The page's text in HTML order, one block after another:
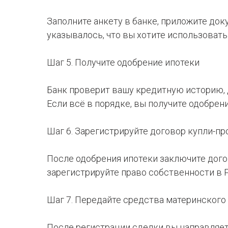
Заполните анкету в банке, приложите
указывалось, что вы хотите
Шаг 5. Получите одобрение ипотеки
Банк проверит вашу кредитную
Если всё в порядке, вы получите
Шаг 6. Зарегистрируйте договор купли-
После одобрения ипотеки заключите
зарегистрируйте право собственности в
Шаг 7. Передайте средства материнского